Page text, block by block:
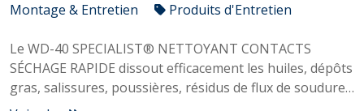
Montage & Entretien
Produits d'Entretien
Le WD-40 SPECIALIST® NETTOYANT CONTACTS
SÉCHAGE RAPIDE dissout efficacement les huiles, dépôts
gras, salissures, poussières, résidus de flux de soudure
et la condensation sur les équipements électriques ou